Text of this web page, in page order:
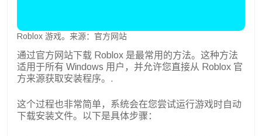
Roblox 游戏。来源：官方网站
通过官方网站下载 Roblox 是最常用的方法。这种方法
适用于所有 Windows 用户，并允许您直接从 Roblox 官
方来源获取安装程序。.
这个过程也非常简单，系统会在您尝试运行游戏时自动
下载安装文件。以下是具体步骤：